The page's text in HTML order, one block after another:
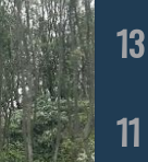
13
11